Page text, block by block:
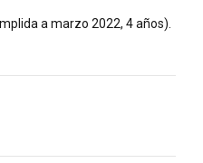
a marzo 2022, 4 años).